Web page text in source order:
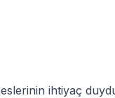
ihtiyaç